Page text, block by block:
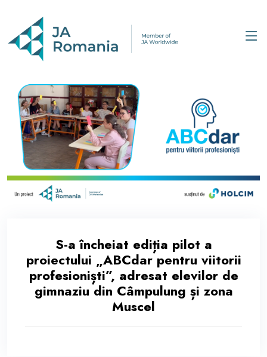
S-a încheiat ediția pilot a
proiectului „ABCdar pentru viitorii
profesioniști”, adresat elevilor de
gimnaziu din Câmpulung și zona
Muscel